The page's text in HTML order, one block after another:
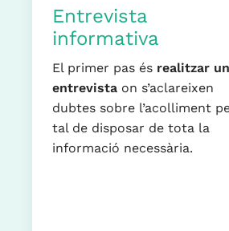
Entrevista
informativa
El primer pas és realitzar
entrevista on s’aclareixen
dubtes sobre l’acolliment
tal de disposar de tota la
informació necessària.